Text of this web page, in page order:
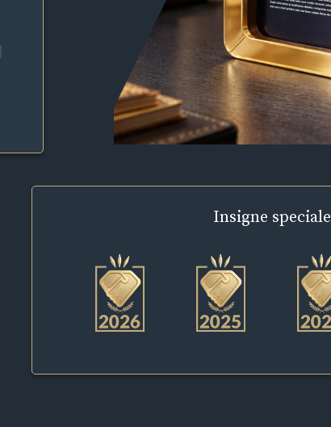
Insigne speciale